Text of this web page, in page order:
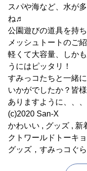
スパや海など、水が
ね♬
公園遊びの道具を持
メッシュトートのご紹
軽くて大容量、しか
うにはピッタリ！
すみっコたちと一緒
いかがでしたか？皆
ありますように、、、
(c)2020 San-X
かわいい , グッズ , 新
クトワールドトーキ
グッズ，すみっコぐ